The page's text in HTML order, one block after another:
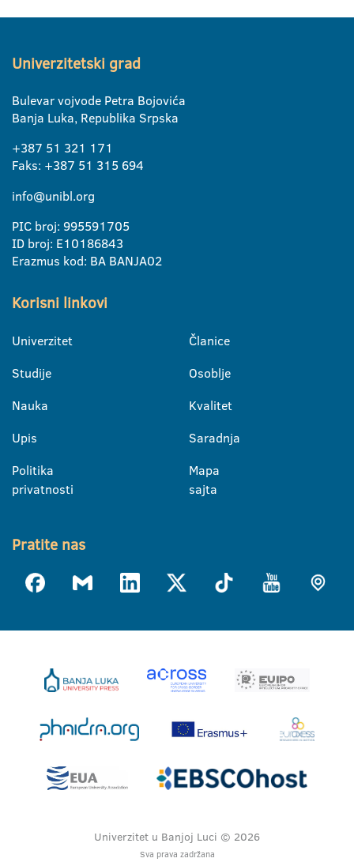
Univerzitetski grad
Bulevar vojvode Petra Bojovića
Banja Luka, Republika Srpska
+387 51 321 171
Faks: +387 51 315 694
info@unibl.org
PIC broj: 995591705
ID broj: E10186843
Erazmus kod: BA BANJA02
Korisni linkovi
Univerzitet
Studije
Nauka
Upis
Politika
privatnosti
Članice
Osoblje
Kvalitet
Saradnja
Mapa
sajta
Pratite nas
Univerzitet u Banjoj Luci © 2026
Sva prava zadržana